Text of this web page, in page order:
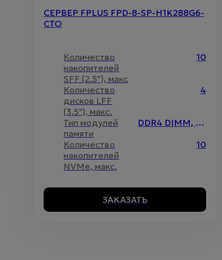
СЕРВЕР FPLUS FPD-8-SP-H1K288G6-
CTO
Количество
накопителей
SFF (2.5"), макс
10
Количество
дисков LFF
(3.5"), макс.
4
Тип модулей
памяти
DDR4 DIMM, Intel Optane
Количество
накопителей
NVMe, макс.
10
ЗАКАЗАТЬ